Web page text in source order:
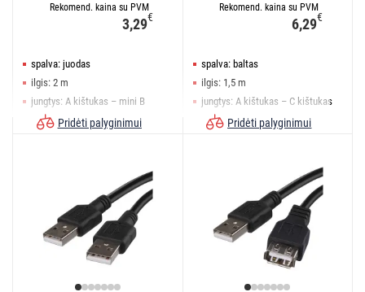
Rekomend. kaina su PVM
3,29€
spalva: juodas
ilgis: 2 m
jungtys: A kištukas – mini B
kištukas
Pridėti palyginimui
Rekomend. kaina su PVM
6,29€
spalva: baltas
ilgis: 1,5 m
jungtys: A kištukas – C kištukas
Pridėti palyginimui